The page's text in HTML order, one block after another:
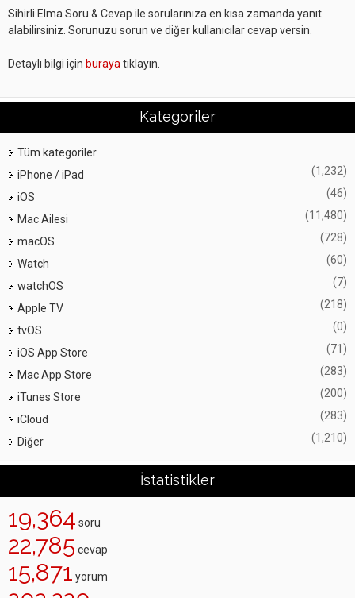
Sihirli Elma Soru & Cevap ile sorularınıza en kısa zamanda yanıt
alabilirsiniz. Sorunuzu sorun ve diğer kullanıcılar cevap versin.
Detaylı bilgi için buraya tıklayın.
Kategoriler
Tüm kategoriler
iPhone / iPad
(1,232)
iOS (46)
Mac Ailesi (11,480)
macOS (728)
Watch (60)
watchOS (7)
Apple TV (218)
tvOS (0)
iOS App Store (71)
Mac App Store (283)
iTunes Store (200)
iCloud (283)
Diğer (1,210)
İstatistikler
19,364 soru
22,785 cevap
15,871 yorum